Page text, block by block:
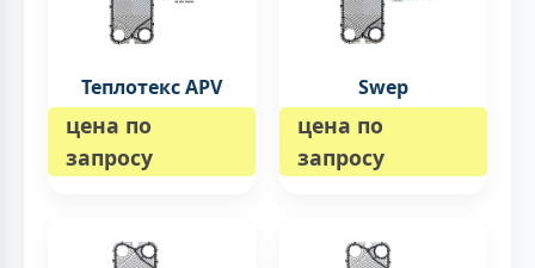
Теплотекс APV
цена по
запросу
Swep
цена по
запросу